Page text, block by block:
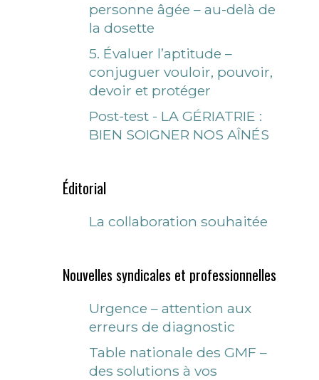
personne âgée – au-delà de
la dosette
5. Évaluer l’aptitude –
conjuguer vouloir, pouvoir,
devoir et protéger
Post-test - LA GÉRIATRIE :
BIEN SOIGNER NOS AÎNÉS
Éditorial
La collaboration souhaitée
Nouvelles syndicales et professionnelles
Urgence – attention aux
erreurs de diagnostic
Table nationale des GMF –
des solutions à vos